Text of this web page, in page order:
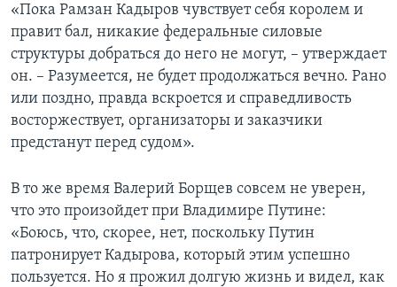
«Пока Рамзан Кадыров чувствует себя королем и
правит бал, никакие федеральные силовые
структуры добраться до него не могут, – утверждает
он. – Разумеется, не будет продолжаться вечно. Рано
или поздно, правда вскроется и справедливость
восторжествует, организаторы и заказчики
предстанут перед судом».
В то же время Валерий Борщев совсем не уверен,
что это произойдет при Владимире Путине:
«Боюсь, что, скорее, нет, поскольку Путин
патронирует Кадырова, который этим успешно
пользуется. Но я прожил долгую жизнь и видел, как